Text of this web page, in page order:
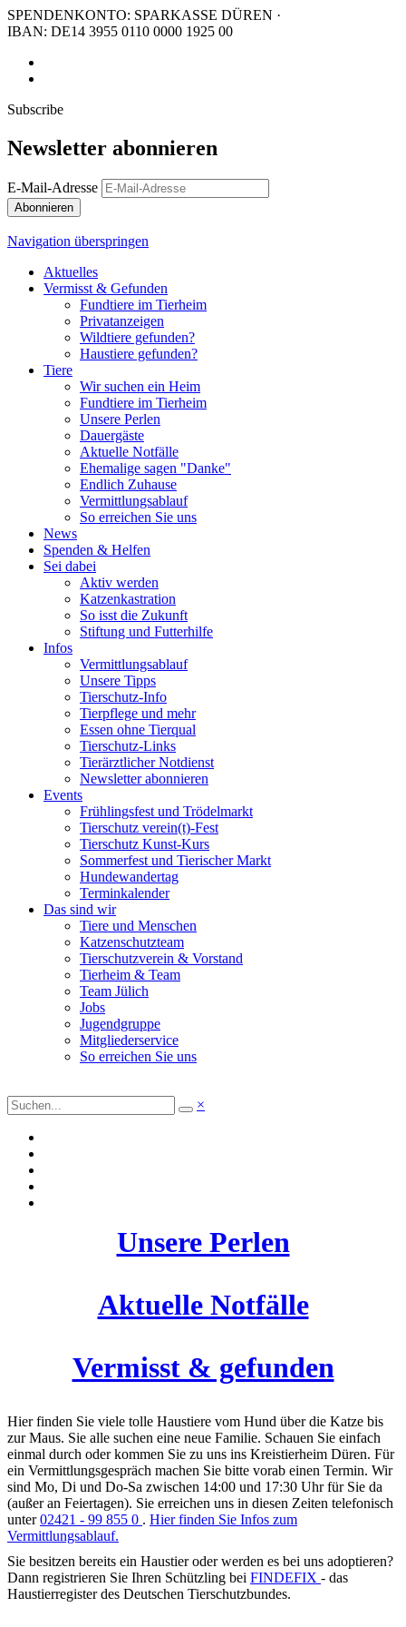
SPENDENKONTO: SPARKASSE DÜREN ·
IBAN: DE14 3955 0110 0000 1925 00
Subscribe
Newsletter abonnieren
E-Mail-Adresse
Abonnieren
Navigation überspringen
Aktuelles
Vermisst & Gefunden
Fundtiere im Tierheim
Privatanzeigen
Wildtiere gefunden?
Haustiere gefunden?
Tiere
Wir suchen ein Heim
Fundtiere im Tierheim
Unsere Perlen
Dauergäste
Aktuelle Notfälle
Ehemalige sagen "Danke"
Endlich Zuhause
Vermittlungsablauf
So erreichen Sie uns
News
Spenden & Helfen
Sei dabei
Aktiv werden
Katzenkastration
So isst die Zukunft
Stiftung und Futterhilfe
Infos
Vermittlungsablauf
Unsere Tipps
Tierschutz-Info
Tierpflege und mehr
Essen ohne Tierqual
Tierschutz-Links
Tierärztlicher Notdienst
Newsletter abonnieren
Events
Frühlingsfest und Trödelmarkt
Tierschutz verein(t)-Fest
Tierschutz Kunst-Kurs
Sommerfest und Tierischer Markt
Hundewandertag
Terminkalender
Das sind wir
Tiere und Menschen
Katzenschutzteam
Tierschutzverein & Vorstand
Tierheim & Team
Team Jülich
Jobs
Jugendgruppe
Mitgliederservice
So erreichen Sie uns
×
Unsere Perlen
Aktuelle Notfälle
Vermisst & gefunden
Hier finden Sie viele tolle Haustiere vom Hund über die Katze bis
zur Maus. Sie alle suchen eine neue Familie. Schauen Sie einfach
einmal durch oder kommen Sie zu uns ins Kreistierheim Düren. Für
ein Vermittlungsgespräch machen Sie bitte vorab einen Termin. Wir
sind Mo, Di und Do-Sa zwischen 14:00 und 17:30 Uhr für Sie da
(außer an Feiertagen). Sie erreichen uns in diesen Zeiten telefonisch
unter02421 - 99 855 0 . Hier finden Sie Infos zum
Vermittlungsablauf.
Sie besitzen bereits ein Haustier oder werden es bei uns adoptieren?
Dann registrieren Sie Ihren Schützling bei FINDEFIX - das
Haustierregister des Deutschen Tierschutzbundes.